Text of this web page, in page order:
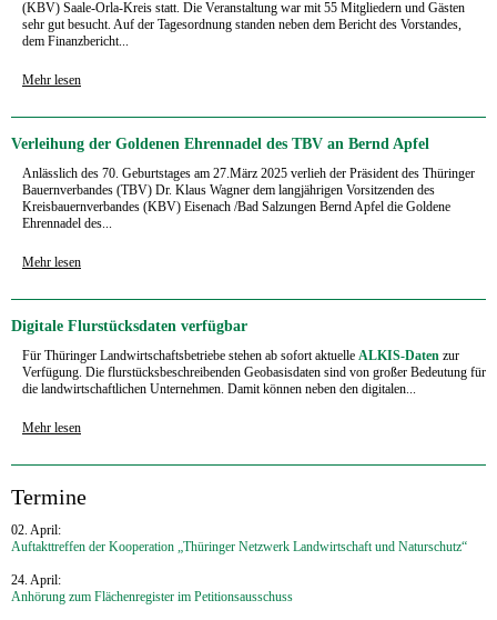
(KBV) Saale-Orla-Kreis statt. Die Veranstaltung war mit 55 Mitgliedern und Gästen
sehr gut besucht. Auf der Tagesordnung standen neben dem Bericht des Vorstandes,
dem Finanzbericht...
Mehr lesen
Verleihung der Goldenen Ehrennadel des TBV an Bernd Apfel
Anlässlich des 70. Geburtstages am 27.März 2025 verlieh der Präsident des Thüringer
Bauernverbandes (TBV) Dr. Klaus Wagner dem langjährigen Vorsitzenden des
Kreisbauernverbandes (KBV) Eisenach /Bad Salzungen Bernd Apfel die Goldene
Ehrennadel des...
Mehr lesen
Digitale Flurstücksdaten verfügbar
Für Thüringer Landwirtschaftsbetriebe stehen ab sofort aktuelle ALKIS-Daten zur
Verfügung. Die flurstücksbeschreibenden Geobasisdaten sind von großer Bedeutung für
die landwirtschaftlichen Unternehmen. Damit können neben den digitalen...
Mehr lesen
Termine
02. April:
Auftakttreffen der Kooperation „Thüringer Netzwerk Landwirtschaft und Naturschutz“
24. April:
Anhörung zum Flächenregister im Petitionsausschuss